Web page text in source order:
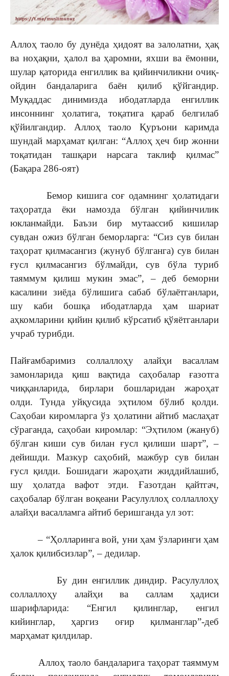
Аллоҳ таоло бу дунёда ҳидоят ва залолатни, ҳақ
ва ноҳақни, ҳалол ва ҳаромни, яхши ва ёмонни,
шулар қаторида енгиллик ва қийинчиликни очиқ-
ойдин бандаларига баён қилиб қўйгандир.
Муқаддас динимизда ибодатларда енгиллик
инсоннинг ҳолатига, тоқатига қараб белгилаб
қўйилгандир. Аллоҳ таоло Қуръони каримда
шундай марҳамат қилган: “Аллоҳ ҳеч бир жонни
тоқатидан ташқари нарсага таклиф қилмас”
(Бақара 286-оят)
Бемор кишига соғ одамнинг ҳолатидаги
таҳоратда ёки намозда бўлган қийинчилик
юкланмайди. Баъзи бир мутаассиб кишилар
сувдан ожиз бўлган беморларга: “Сиз сув билан
таҳорат қилмасангиз (жунуб бўлганга) сув билан
ғусл қилмасангиз бўлмайди, сув бўла туриб
таяммум қилиш мукин эмас”, – деб беморни
касалини зиёда бўлишига сабаб бўлаётганлари,
шу каби бошқа ибодатларда ҳам шариат
аҳкомларини қийин қилиб кўрсатиб қўяётганлари
учраб турибди.
Пайғамбаримиз соллаллоҳу алайҳи васаллам
замонларида қиш вақтида саҳобалар ғазотга
чиққанларида, бирлари бошларидан жароҳат
олди. Тунда уйқусида эҳтилом бўлиб қолди.
Саҳобаи киромларга ўз ҳолатини айтиб маслаҳат
сўраганда, саҳобаи киромлар: “Эҳтилом (жануб)
бўлган киши сув билан ғусл қилиши шарт”, –
дейишди. Мазкур саҳобий, мажбур сув билан
ғусл қилди. Бошидаги жароҳати жиддийлашиб,
шу ҳолатда вафот этди. Ғазотдан қайтгач,
саҳобалар бўлган воқеани Расулуллоҳ соллаллоҳу
алайҳи васалламга айтиб беришганда ул зот:
– “Ҳолларинга вой, уни ҳам ўзларинги ҳам
ҳалок қилибсизлар”, – дедилар.
Бу дин енгиллик диндир. Расулуллоҳ
соллаллоҳу алайҳи ва саллам ҳадиси
шарифларида: “Енгил қилинглар, енгил
кийинглар, ҳаргиз оғир қилманглар”-деб
марҳамат қилдилар.
Аллоҳ таоло бандаларига таҳорат таяммум